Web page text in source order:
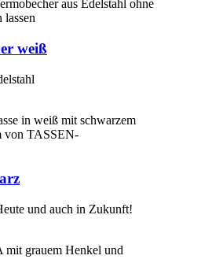
weiß
und auch in Zukunft!